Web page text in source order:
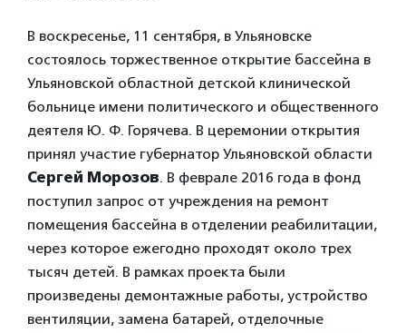
В воскресенье, 11 сентября, в Ульяновске
состоялось торжественное открытие бассейна в
Ульяновской областной детской клинической
больнице имени политического и общественного
деятеля Ю. Ф. Горячева. В церемонии открытия
принял участие губернатор Ульяновской области
Сергей Морозов. В феврале 2016 года в фонд
поступил запрос от учреждения на ремонт
помещения бассейна в отделении реабилитации,
через которое ежегодно проходят около трех
тысяч детей. В рамках проекта были
произведены демонтажные работы, устройство
вентиляции, замена батарей, отделочные